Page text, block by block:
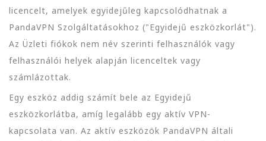
licencelt, amelyek egyidejűleg kapcsolódhatnak a
PandaVPN Szolgáltatásokhoz ("Egyidejű eszközkorlát").
Az Üzleti fiókok nem név szerinti felhasználók vagy
felhasználói helyek alapján licenceltek vagy
számlázottak.
Egy eszköz addig számít bele az Egyidejű
eszközkorlátba, amíg legalább egy aktív VPN-
kapcsolata van. Az aktív eszközök PandaVPN általi